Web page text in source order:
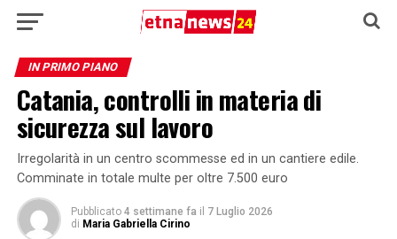
IN PRIMO PIANO
Catania, controlli in materia di
sicurezza sul lavoro
Irregolarità in un centro scommesse ed in un cantiere edile.
Comminate in totale multe per oltre 7.500 euro
Pubblicato 4 settimane fa il 7 Luglio 2026
di Maria Gabriella Cirino